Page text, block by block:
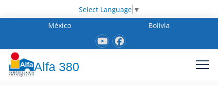
Select Language ▼
México
Bolivia
Alfa 380